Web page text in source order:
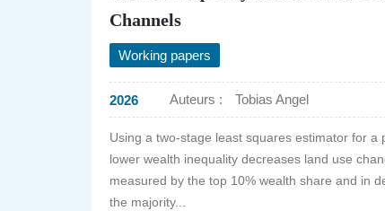
Channels
Working papers
2026 Auteurs : Tobias Angel
Using a two-stage least squares estimator for
lower wealth inequality decreases land use
measured by the top 10% wealth share and in
the majority...